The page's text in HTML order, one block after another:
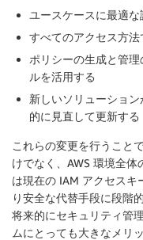
ユースケースに最適
すべてのアクセス方
ポリシーの生成と管
ルを活用する
新しいソリューショ
的に見直して更新する
これらの変更を行うこと
けでなく、AWS 環境全
は現在の IAM アクセスキ
り安全な代替手段に段階
将来的にセキュリティ管
ムにとっても大きなメリ